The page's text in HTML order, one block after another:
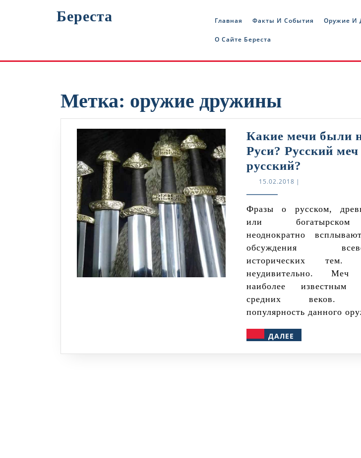
Береста Главная Факты И События Оружие И
О Сайте Береста
Метка: оружие дружины
Какие мечи были
Руси? Русский меч
русский?
на
Руси?
Русский
не
русский?
15.02.201815.02.2018
|
Фразы о русском, древнерусском
или
неоднократно
обсуждения
исторических
неудивительно. Меч
наиболее известным
средних веков.
популярность данного
ДАЛЕЕ